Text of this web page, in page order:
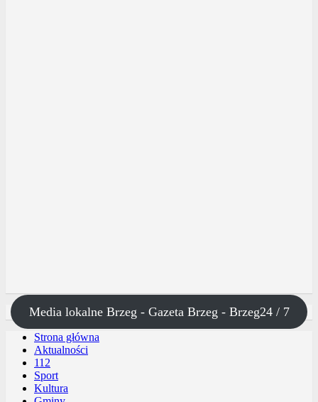
Media lokalne Brzeg - Gazeta Brzeg - Brzeg24 / 7
Strona główna
Aktualności
112
Sport
Kultura